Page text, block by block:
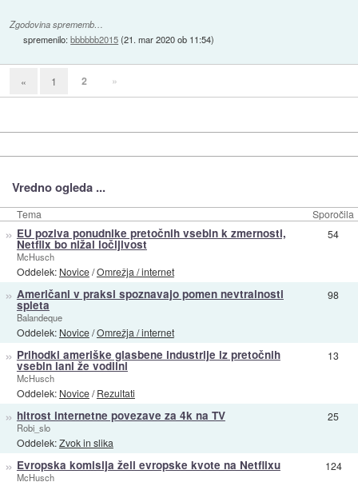
Zgodovina sprememb…
spremenilo:bbbbbb2015(21. mar 2020 ob 11:54)
« 1 2 »
Vredno ogleda ...
Tema Sporočila
» EU poziva ponudnike pretočnih vsebin k zmernosti,
Netflix bo nižal ločljivost
McHusch
Oddelek: Novice/Omrežja / internet
54
» Američani v praksi spoznavajo pomen nevtralnosti
spleta
Balandeque
Oddelek: Novice/Omrežja / internet
98
» Prihodki ameriške glasbene industrije iz pretočnih
vsebin lani že vodilni
McHusch
Oddelek: Novice/Rezultati
13
» hitrost internetne povezave za 4k na TV
Robi_slo
Oddelek:Zvok in slika
25
» Evropska komisija želi evropske kvote na Netflixu
McHusch
124